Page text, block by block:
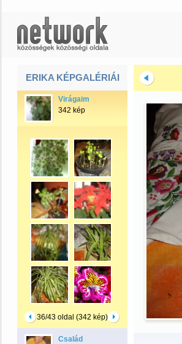
ERIKA KÉPGALÉRIÁI
Virágaim
342 kép
36/43 oldal (342 kép)
Család